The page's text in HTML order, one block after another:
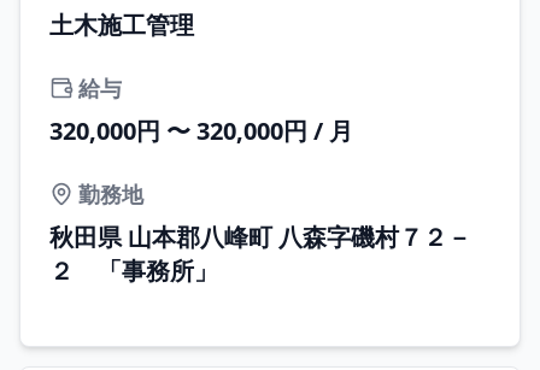
土木施工管理
給与
320,000円 〜 320,000円 / 月
勤務地
秋田県 山本郡八峰町 八森字磯村７２－
２ 「事務所」